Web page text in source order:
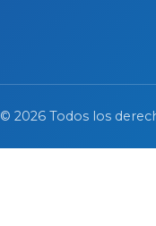
© 2026 Todos los